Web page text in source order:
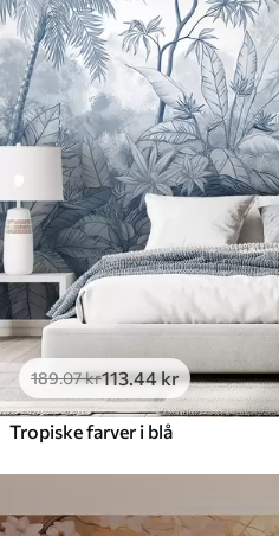
189.07kr113.44kr
Tropiske farver i blå